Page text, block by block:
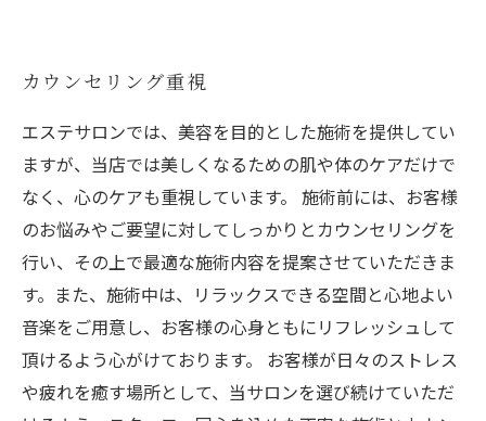
カウンセリング重視
エステサロンでは、美容を目的とした施術を提供してい
ますが、当店では美しくなるための肌や体のケアだけで
なく、心のケアも重視しています。 施術前には、お客様
のお悩みやご要望に対してしっかりとカウンセリングを
行い、その上で最適な施術内容を提案させていただきま
す。また、施術中は、リラックスできる空間と心地よい
音楽をご用意し、お客様の心身ともにリフレッシュして
頂けるよう心がけております。 お客様が日々のストレス
や疲れを癒す場所として、当サロンを選び続けていただ